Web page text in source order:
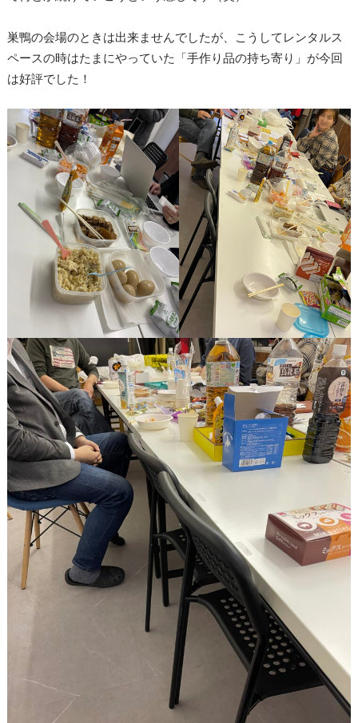
巣鴨の会場のときは出来ませんでしたが、こうしてレンタルス
ペースの時はたまにやっていた「手作り品の持ち寄り」が今回
は好評でした！